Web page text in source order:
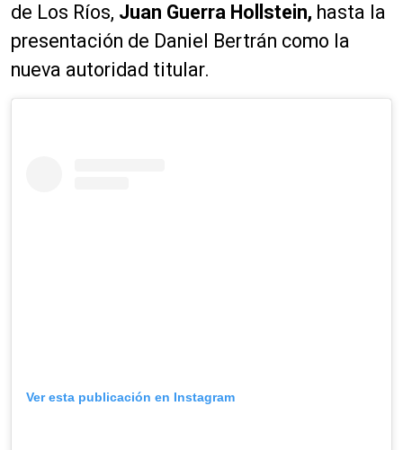
de Los Ríos, Juan Guerra Hollstein, hasta la
presentación de Daniel Bertrán como la
nueva autoridad titular.
Ver esta publicación en Instagram